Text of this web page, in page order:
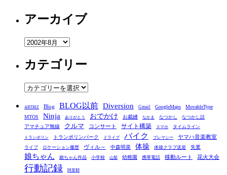
アーカイブ
ア
カ
ブ
カテゴリー
カ
ゴ
リ
ー
ARTRIZ Blog BLOG以前 Diversion Gmail GoogleMaps
MovableType
MTOS
Ninja ありがとう おでかけ お裁縫 なかま なつかし なつかし話
アマチュア無線 クルマ コンサート サイト構築 スマホ タイムライン
トランポリン トランポリンパーク ドライブ バイク プレマシー ヤマハ音楽教室
ライブ ロケーション履歴 ヴィル～ 中森明菜 体操 体操クラブ送迎 失業
娘ちゃん 娘ちゃん作品 小学校 山梨 幼稚園 携帯電話 移動ルート 花火大会
行動記録 阿里耶